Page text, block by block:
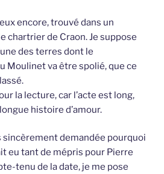
encore, trouvé dans un
chartrier de Craon. Je suppose
des terres dont le
Moulinet va être spolié, que ce
la lecture, car l’acte est long,
histoire d’amour.
sincèrement demandée pourquoi
eu tant de mépris pour Pierre
tenu de la date, je me pose